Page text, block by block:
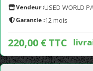
Vendeur :USED WORLD
Garantie :12 mois
220,00 € TTC